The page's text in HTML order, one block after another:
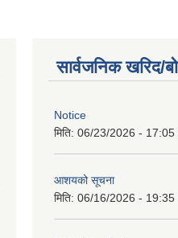
सार्वजनिक खरिद/
Notice
मिति: 06/23/2026 - 17:05
आशयको सूचना
मिति: 06/16/2026 - 19:35